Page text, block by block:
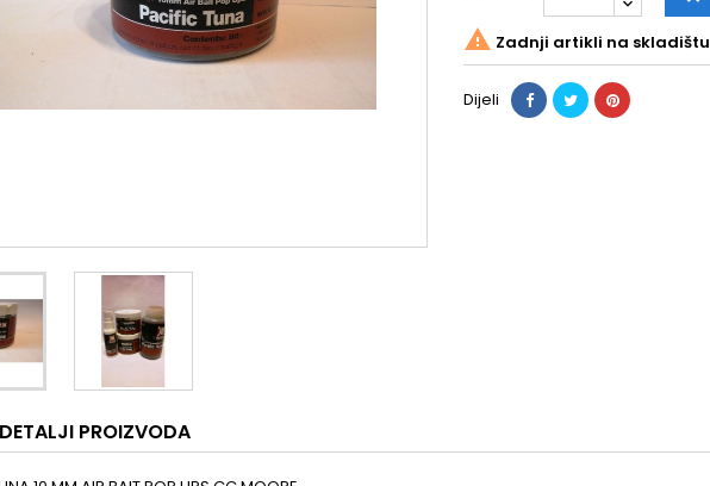
 Zadnji artikli na skladištu
Dijeli
DETALJI PROIZVODA